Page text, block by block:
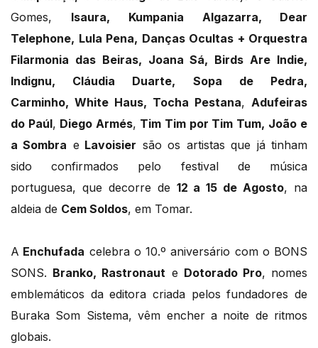
Gomes, Isaura,
Kumpania Algazarra, Dear
Telephone, Lula Pena, Danças Ocultas + Orquestra
Filarmonia das Beiras, Joana Sá, Birds Are Indie,
Indignu, Cláudia Duarte, Sopa de Pedra,
Carminho, White Haus, Tocha Pestana, Adufeiras
do Paúl, Diego Armés, Tim Tim por Tim Tum, João e
a Sombra e Lavoisier são os artistas que já tinham
sido confirmados pelo festival de música
portuguesa, que decorre de 12 a 15 de Agosto, na
aldeia de Cem Soldos, em Tomar.
A Enchufada celebra o 10.º aniversário com o BONS
SONS. Branko, Rastronaut e Dotorado Pro, nomes
emblemáticos da editora criada pelos fundadores de
Buraka Som Sistema, vêm encher a noite de ritmos
globais.